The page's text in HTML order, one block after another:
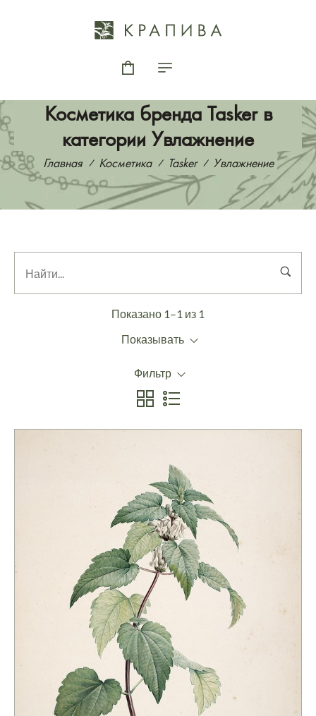
Косметика бренда Tasker в
категории Увлажнение
Главная Косметика Tasker Увлажнение
Показано 1–1 из 1
Показывать
Фильтр